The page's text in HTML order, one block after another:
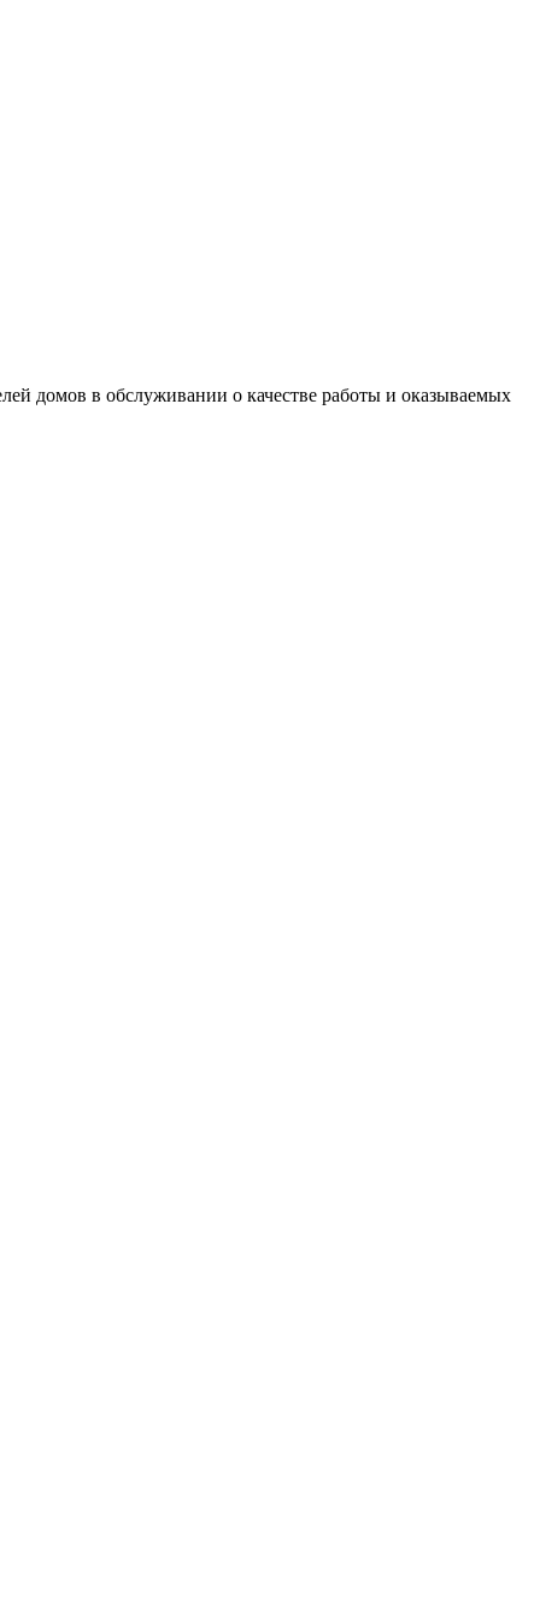
домов в обслуживании о качестве работы и оказываемых